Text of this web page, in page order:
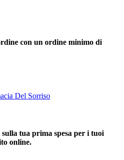
con un ordine minimo di
Del Sorriso
tua prima spesa per i tuoi
online.